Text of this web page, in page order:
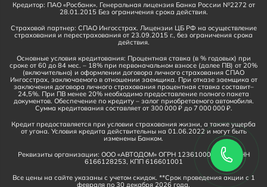
Кредитор: ПАО «Росбанк». Генеральная лицензия Банка России №2272 от
28.01.2015 Без ограничения срока действия.
Страховой партнер: СПАО Ингосстрах. Лицензии ЦБ РФ на осуществление
страхования и перестрахования от 23.09.2015 г., без ограничения срока
действия.
Основные условия кредитования: Процентная ставка (в % годовых) при
сроке от 60 до 84 мес. – 18% при первоначальном взносе (далее ПВ) от 20%
(включительно) и оформлении договора личного страхования СПАО
Ингосстрах, заключаемого в отношении заемщика. При отказе заемщика от
заключения договора личного страхования процентная ставка составит–
24,5%. При ПВ менее 20% необходимо предоставление полного пакета
документов. Обеспечение по кредиту – залог приобретаемого автомобиля.
Сумма кредитования составляет от 300 000 ₽ до 7 000 000 ₽.
Кредит предоставляется при условии страхования жизни, а также ущерба
от угона. Условия кредита действительны на 01.06.2022 и могут быть
изменены Банком.
Реквизиты организации: ООО «АВТОДОМ» ОГРН 1236100016910, ИНН
6166128253, КПП 616601001
Все цены на сайте указаны с учетом скидок. **Срок проведения акции с 1
февраля по 30 декабря 2026 года.